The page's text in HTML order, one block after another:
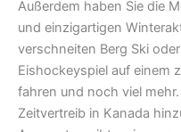
Außerdem haben Sie die
und einzigartigen
verschneiten Berg Ski
Eishockeyspiel auf einem
fahren und noch viel
Zeitvertreib in Kanada